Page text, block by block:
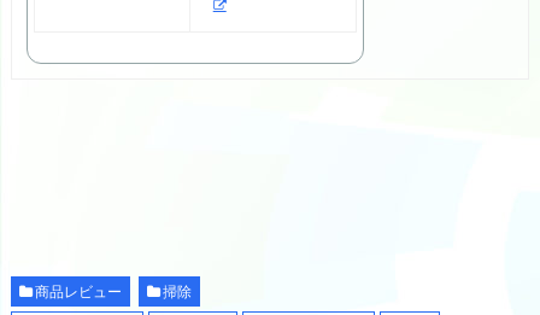
商品レビュー
掃除